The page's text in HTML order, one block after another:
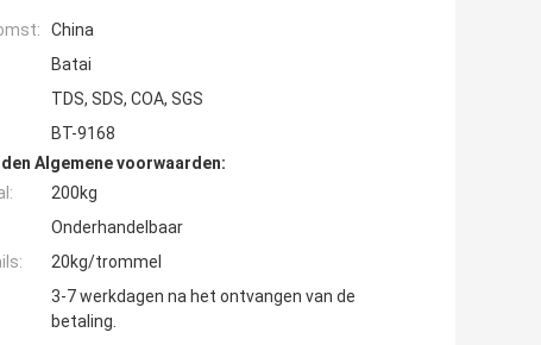
China
Batai
TDS, SDS, COA, SGS
BT-9168
Algemene voorwaarden:
200kg
Onderhandelbaar
20kg/trommel
3-7 werkdagen na het ontvangen van de
betaling.